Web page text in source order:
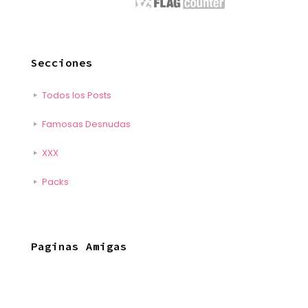
Secciones
Todos los Posts
Famosas Desnudas
XXX
Packs
Paginas Amigas